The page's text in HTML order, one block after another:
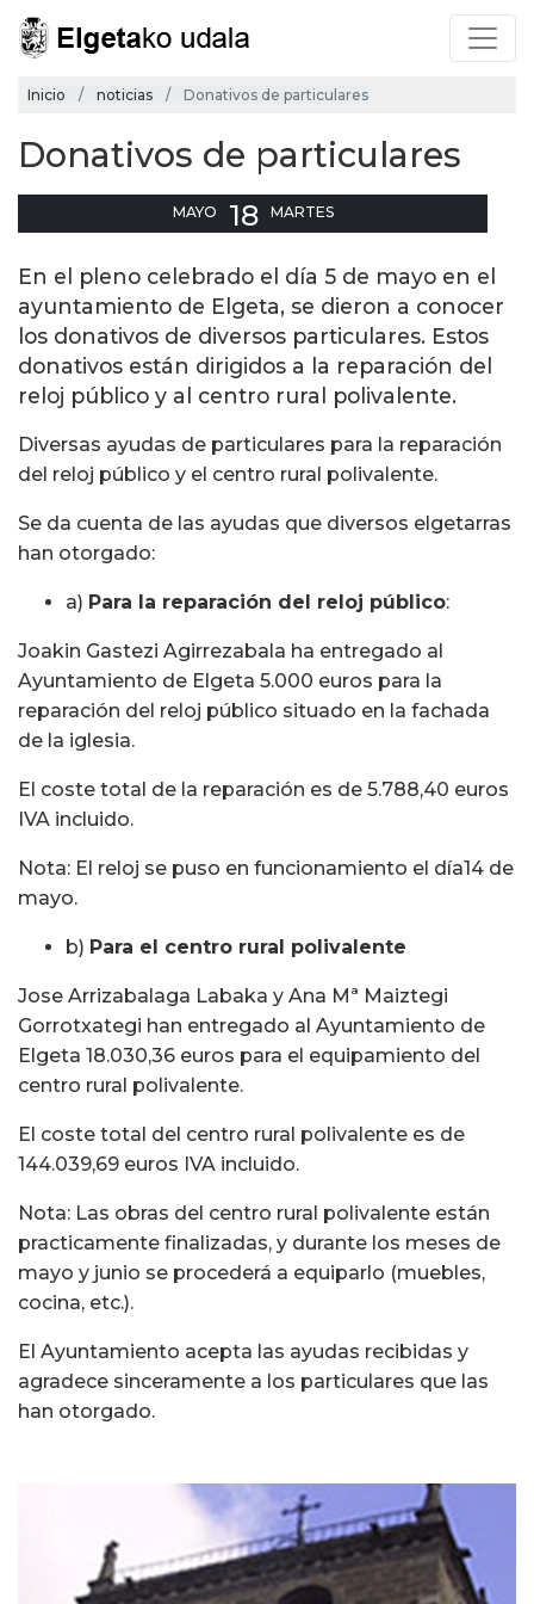
Inicio noticias Donativos de particulares
Donativos de particulares
MAYO 18 MARTES
En el pleno celebrado el día 5 de mayo en el
ayuntamiento de Elgeta, se dieron a conocer
los donativos de diversos particulares. Estos
donativos están dirigidos a la reparación del
reloj público y al centro rural polivalente.
Diversas ayudas de particulares para la reparación
del reloj público y el centro rural polivalente.
Se da cuenta de las ayudas que diversos elgetarras
han otorgado:
a) Para la reparación del reloj público:
Joakin Gastezi Agirrezabala ha entregado al
Ayuntamiento de Elgeta 5.000 euros para la
reparación del reloj público situado en la fachada
de la iglesia.
El coste total de la reparación es de 5.788,40 euros
IVA incluido.
Nota: El reloj se puso en funcionamiento el día14 de
mayo.
b) Para el centro rural polivalente
Jose Arrizabalaga Labaka y Ana Mª Maiztegi
Gorrotxategi han entregado al Ayuntamiento de
Elgeta 18.030,36 euros para el equipamiento del
centro rural polivalente.
El coste total del centro rural polivalente es de
144.039,69 euros IVA incluido.
Nota: Las obras del centro rural polivalente están
practicamente finalizadas, y durante los meses de
mayo y junio se procederá a equiparlo (muebles,
cocina, etc.).
El Ayuntamiento acepta las ayudas recibidas y
agradece sinceramente a los particulares que las
han otorgado.